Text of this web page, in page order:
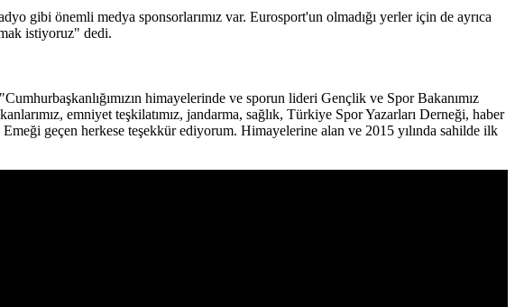
gibi önemli medya sponsorlarımız var. Eurosport'un olmadığı yerler için de ayrıca
istiyoruz" dedi.
himayelerinde ve sporun lideri Gençlik ve Spor Bakanımız
emniyet teşkilatımız, jandarma, sağlık, Türkiye Spor Yazarları Derneği, haber
geçen herkese teşekkür ediyorum. Himayelerine alan ve 2015 yılında sahilde ilk